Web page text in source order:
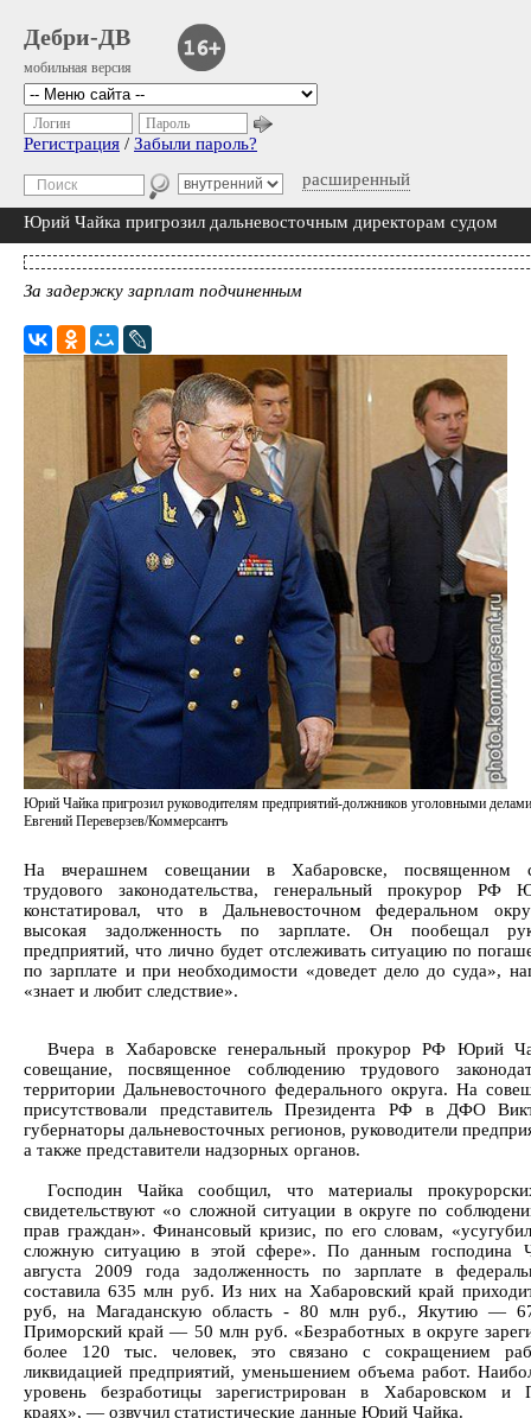
Дебри-ДВ
мобильная версия
расширенный
Логин Пароль
Регистрация / Забыли пароль?
Юрий Чайка пригрозил дальневосточным директорам судом
За задержку зарплат подчиненным
Юрий Чайка пригрозил руководителям предприятий-должников уголовными
Евгений Переверзев/Коммерсантъ
На вчерашнем совещании в Хабаровске, посвященном
трудового законодательства, генеральный прокурор РФ
констатировал, что в Дальневосточном федеральном
высокая задолженность по зарплате. Он пообещал
предприятий, что лично будет отслеживать ситуацию по
по зарплате и при необходимости «доведет дело до суда»,
«знает и любит следствие».
Вчера в Хабаровске генеральный прокурор РФ Юрий
совещание, посвященное соблюдению трудового
территории Дальневосточного федерального округа. На
присутствовали представитель Президента РФ в ДФО
губернаторы дальневосточных регионов, руководители
а также представители надзорных органов.
Господин Чайка сообщил, что материалы
свидетельствуют «о сложной ситуации в округе по
прав граждан». Финансовый кризис, по его словам,
сложную ситуацию в этой сфере». По данным господина
августа 2009 года задолженность по зарплате в
составила 635 млн руб. Из них на Хабаровский край
руб, на Магаданскую область - 80 млн руб., Якутию —
Приморский край — 50 млн руб. «Безработных в округе
более 120 тыс. человек, это связано с сокращением
ликвидацией предприятий, уменьшением объема работ.
уровень безработицы зарегистрирован в Хабаровском и
краях», — озвучил статистические данные Юрий Чайка.